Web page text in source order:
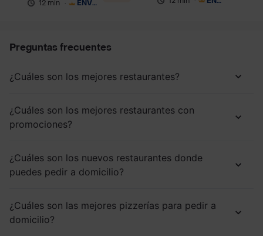
12 min · ENVÍO GRATIS
Preguntas frecuentes
¿Cuáles son los mejores restaurantes?
¿Cuáles son los mejores restaurantes con
promociones?
¿Cuáles son los nuevos restaurantes donde
puedes pedir a domicilio?
¿Cuáles son las mejores pizzerías para pedir a
domicilio?